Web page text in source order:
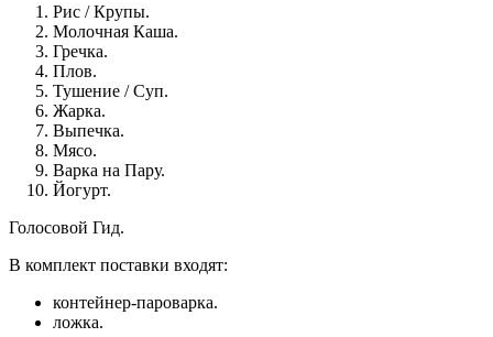
Рис / Крупы.
Молочная Каша.
Гречка.
Плов.
Тушение / Суп.
Жарка.
Выпечка.
Мясо.
Варка на Пару.
Йогурт.
Голосовой Гид.
В комплект поставки входят:
контейнер-пароварка.
ложка.